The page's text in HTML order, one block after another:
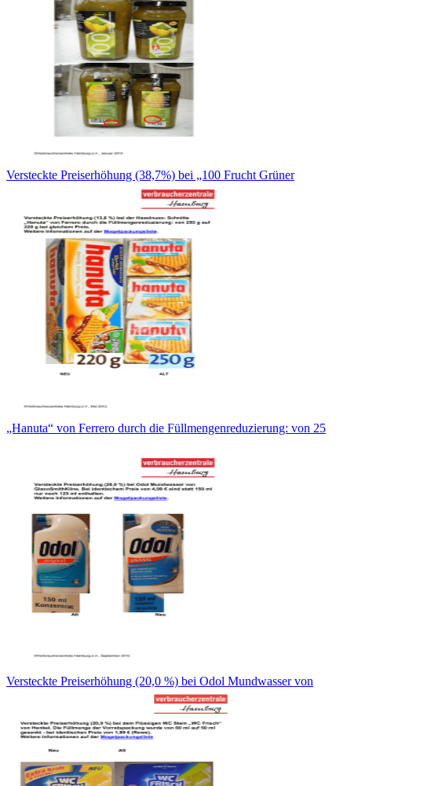
Versteckte Preiserhöhung (38,7%) bei „100 Frucht Grüner
„Hanuta“ von Ferrero durch die Füllmengenreduzierung: von 25
Versteckte Preiserhöhung (20,0 %) bei Odol Mundwasser von